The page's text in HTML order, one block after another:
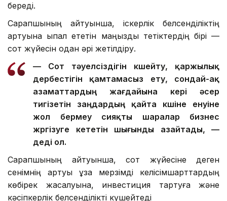
береді.
Сарапшының айтуынша, іскерлік белсенділіктің
артуына ықпал ететін маңызды тетіктердің бірі —
сот жүйесін одан әрі жетілдіру.
— Сот тәуелсіздігін күшейту, қаржылық
дербестігін қамтамасыз ету, сондай-ақ
азаматтардың жағдайына кері әсер
тигізетін заңдардың қайта күшіне енуіне
жол бермеу сияқты шаралар бизнес
жүргізуге кететін шығынды азайтады, —
деді ол.
Сарапшының айтуынша, сот жүйесіне деген
сенімнің артуы ұзақ мерзімді келісімшарттардың
көбірек жасалуына, инвестиция тартуға және
кәсіпкерлік белсенділікті күшейтеді